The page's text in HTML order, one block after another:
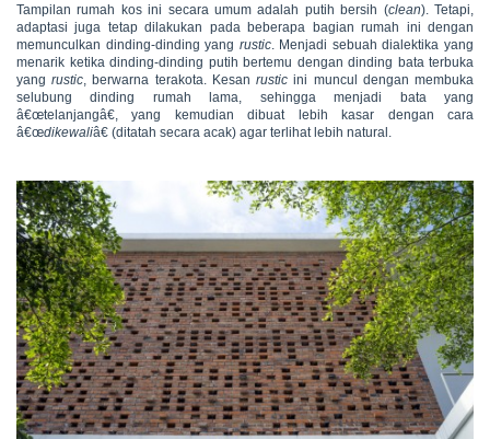
Tampilan rumah kos ini secara umum adalah putih bersih (clean). Tetapi,
adaptasi juga tetap dilakukan pada beberapa bagian rumah ini dengan
memunculkan dinding-dinding yang rustic. Menjadi sebuah dialektika yang
menarik ketika dinding-dinding putih bertemu dengan dinding bata terbuka
yangrustic , berwarna terakota. Kesanrustic ini muncul dengan membuka
selubung dinding rumah lama, sehingga menjadi bata yang
â€œtelanjangâ€, yang kemudian dibuat lebih kasar dengan cara
â€œdikewaliâ€ (ditatah secara acak) agar terlihat lebih natural.